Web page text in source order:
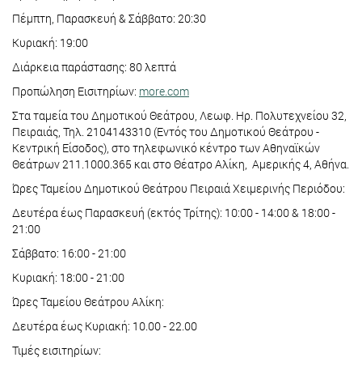
Πέμπτη, Παρασκευή & Σάββατο: 20:30
Κυριακή: 19:00
Διάρκεια παράστασης: 80 λεπτά
Προπώληση Εισιτηρίων: more.com
Στα ταμεία του Δημοτικού Θεάτρου, Λεωφ. Ηρ. Πολυτεχνείου 32,
Πειραιάς, Τηλ. 2104143310 (Εντός του Δημοτικού Θεάτρου -
Κεντρική Είσοδος), στο τηλεφωνικό κέντρο των Αθηναϊκών
Θεάτρων 211.1000.365 και στο Θέατρο Αλίκη, Αμερικής 4, Αθήνα.
Ώρες Ταμείου Δημοτικού Θεάτρου Πειραιά Χειμερινής Περιόδου:
Δευτέρα έως Παρασκευή (εκτός Τρίτης): 10:00 - 14:00 & 18:00 -
21:00
Σάββατο: 16:00 - 21:00
Κυριακή: 18:00 - 21:00
Ώρες Ταμείου Θεάτρου Αλίκη:
Δευτέρα έως Κυριακή: 10.00 - 22.00
Τιμές εισιτηρίων: